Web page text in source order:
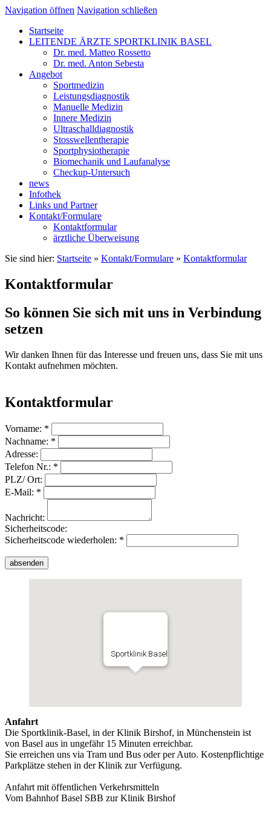
Navigation öffnen Navigation schließen
Startseite
LEITENDE ÄRZTE SPORTKLINIK BASEL
Dr. med. Matteo Rossetto
Dr. med. Anton Sebesta
Angebot
Sportmedizin
Leistungsdiagnostik
Manuelle Medizin
Innere Medizin
Ultraschalldiagnostik
Stosswellentherapie
Sportphysiotherapie
Biomechanik und Laufanalyse
Checkup-Untersuch
news
Infothek
Links und Partner
Kontakt/Formulare
Kontaktformular
ärztliche Überweisung
Sie sind hier: Startseite » Kontakt/Formulare » Kontaktformular
Kontaktformular
So können Sie sich mit uns in Verbindung
setzen
Wir danken Ihnen für das Interesse und freuen uns, dass Sie mit uns
Kontakt aufnehmen möchten.
Kontaktformular
Vorname: *
Nachname: *
Adresse:
Telefon Nr.: *
PLZ/ Ort:
E-Mail: *
Nachricht:
Sicherheitscode:
Sicherheitscode wiederholen: *
Sportklinik Basel
Anfahrt
Die Sportklinik-Basel, in der Klinik Birshof, in Münchenstein ist
von Basel aus in ungefähr 15 Minuten erreichbar.
Sie erreichen uns via Tram und Bus oder per Auto. Kostenpflichtige
Parkplätze stehen in der Klinik zur Verfügung.
Anfahrt mit öffentlichen Verkehrsmitteln
Vom Bahnhof Basel SBB zur Klinik Birshof